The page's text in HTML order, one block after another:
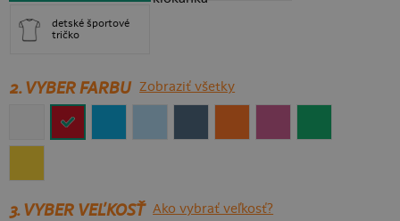
detské športové
tričko
2. VYBER FARBU Zobraziť všetky
3.VYBER VEĽKOSŤ Ako vybrať veľkosť?